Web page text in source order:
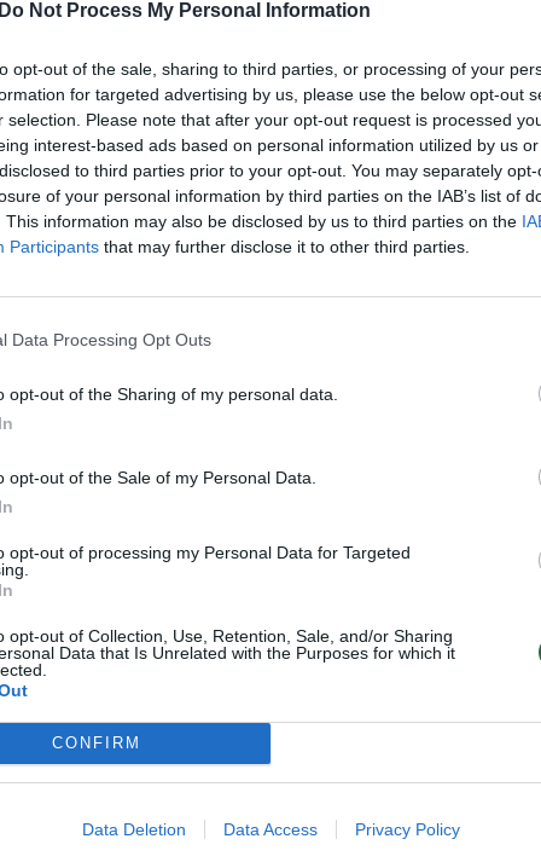
Do Not Process My Personal Information
opt-out of the sale, sharing to third parties, or processing of your
for targeted advertising by us, please use the below opt-out
selection. Please note that after your opt-out request is processed
interest-based ads based on personal information utilized by us
to third parties prior to your opt-out. You may separately
of your personal information by third parties on the IAB’s list of
This information may also be disclosed by us to third parties on the
Participants that may further disclose it to other third parties.
Data Processing Opt Outs
opt-out of the Sharing of my personal data.
opt-out of the Sale of my Personal Data.
opt-out of processing my Personal Data for Targeted
opt-out of Collection, Use, Retention, Sale, and/or Sharing
Data that Is Unrelated with the Purposes for which it
CONFIRM
Data Deletion Data Access Privacy Policy
„Vytauto“ trenerisVirginijus Šeškustikino, kad
Virginijus Šeškus
diskusija: Rusija – Europos šeimos narė?
pavojingą įprotį: tą daro daugiau nei pusė
Lietuvos pasiruošimą pavojams neigiamai
vertinantis šaulys: nustokime apgaudinėti